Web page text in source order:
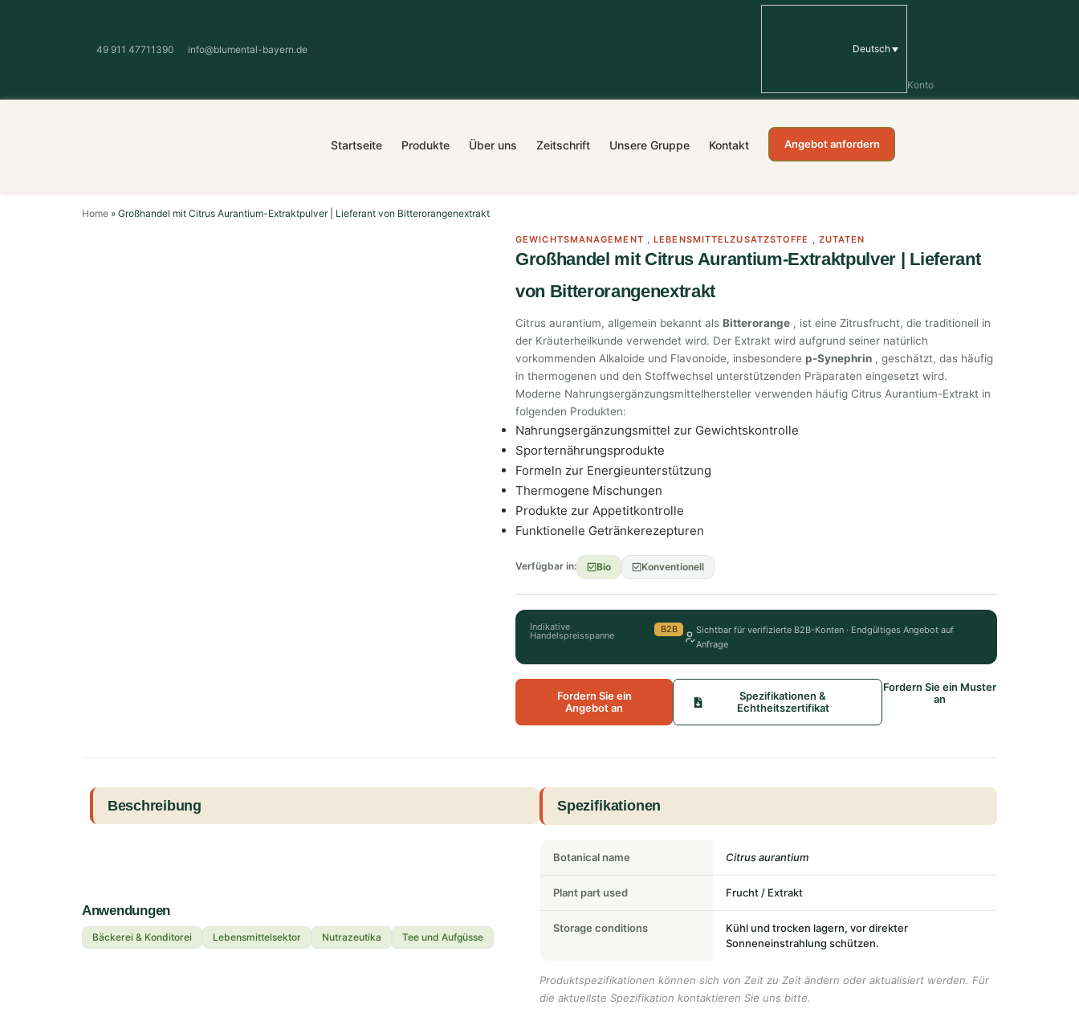
49 911 47711390 info@blumental-bayern.de
Konto
Deutsch
Startseite Produkte Über uns Zeitschrift Unsere Gruppe Kontakt Angebot anfordern
Home » Großhandel mit Citrus Aurantium-Extraktpulver | Lieferant von Bitterorangenextrakt
GEWICHTSMANAGEMENT ,LEBENSMITTELZUSATZSTOFFE , ZUTATEN
Großhandel mit Citrus Aurantium-Extraktpulver | Lieferant
von Bitterorangenextrakt
Citrus aurantium, allgemein bekannt als Bitterorange , ist eine Zitrusfrucht, die traditionell in
der Kräuterheilkunde verwendet wird. Der Extrakt wird aufgrund seiner natürlich
vorkommenden Alkaloide und Flavonoide, insbesondere p-Synephrin , geschätzt, das häufig
in thermogenen und den Stoffwechsel unterstützenden Präparaten eingesetzt wird.
Moderne Nahrungsergänzungsmittelhersteller verwenden häufig Citrus Aurantium-Extrakt in
folgenden Produkten:
Nahrungsergänzungsmittel zur Gewichtskontrolle
Sporternährungsprodukte
Formeln zur Energieunterstützung
Thermogene Mischungen
Produkte zur Appetitkontrolle
Funktionelle Getränkerezepturen
Verfügbar in: Bio Konventionell
Indikative
Handelspreisspanne
B2B
Sichtbar für verifizierte B2B-Konten · Endgültiges Angebot auf
Anfrage
Fordern Sie ein
Angebot an
Spezifikationen &
Echtheitszertifikat
Fordern Sie ein Muster
an
Beschreibung
Anwendungen
Bäckerei & Konditorei Lebensmittelsektor Nutrazeutika Tee und Aufgüsse
Spezifikationen
Botanical name Citrus aurantium
Plant part used Frucht / Extrakt
Storage conditions
Kühl und trocken lagern, vor direkter
Sonneneinstrahlung schützen.
Produktspezifikationen können sich von Zeit zu Zeit ändern oder aktualisiert werden. Für
die aktuellste Spezifikation kontaktieren Sie uns bitte.